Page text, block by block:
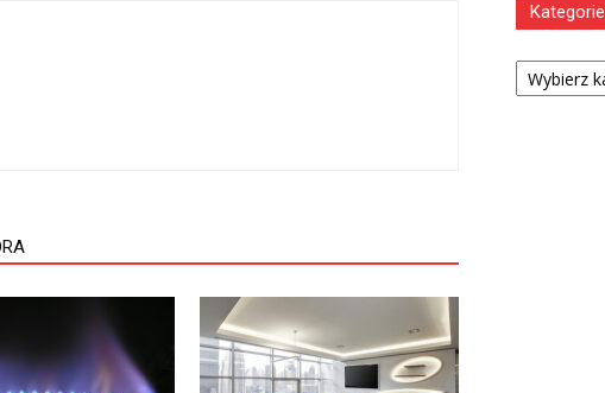
Kategorie
Kategorie